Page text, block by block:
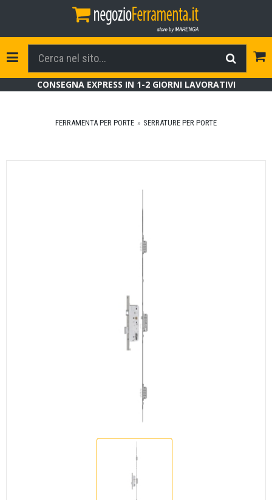
Toggle Navigation
CONSEGNA EXPRESS IN 1-2 GIORNI LAVORATIVI
FERRAMENTA PER PORTE SERRATURE PER PORTE